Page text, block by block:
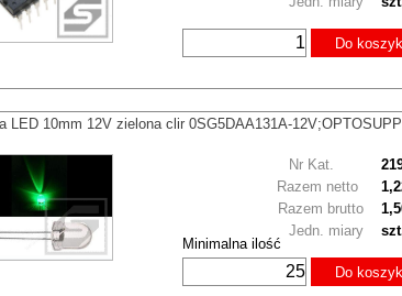
Do
LED 10mm 12V zielona clir 0SG5DAA131A-
Minimalna ilość
Nr Kat.
Razem brutto
Razem netto
Jedn. miary
Do